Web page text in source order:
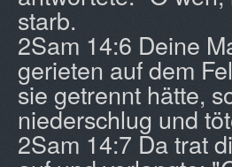
starb.
2Sam 14:6 Deine
gerieten auf dem
sie getrennt hätte,
niederschlug und
2Sam 14:7 Da trat